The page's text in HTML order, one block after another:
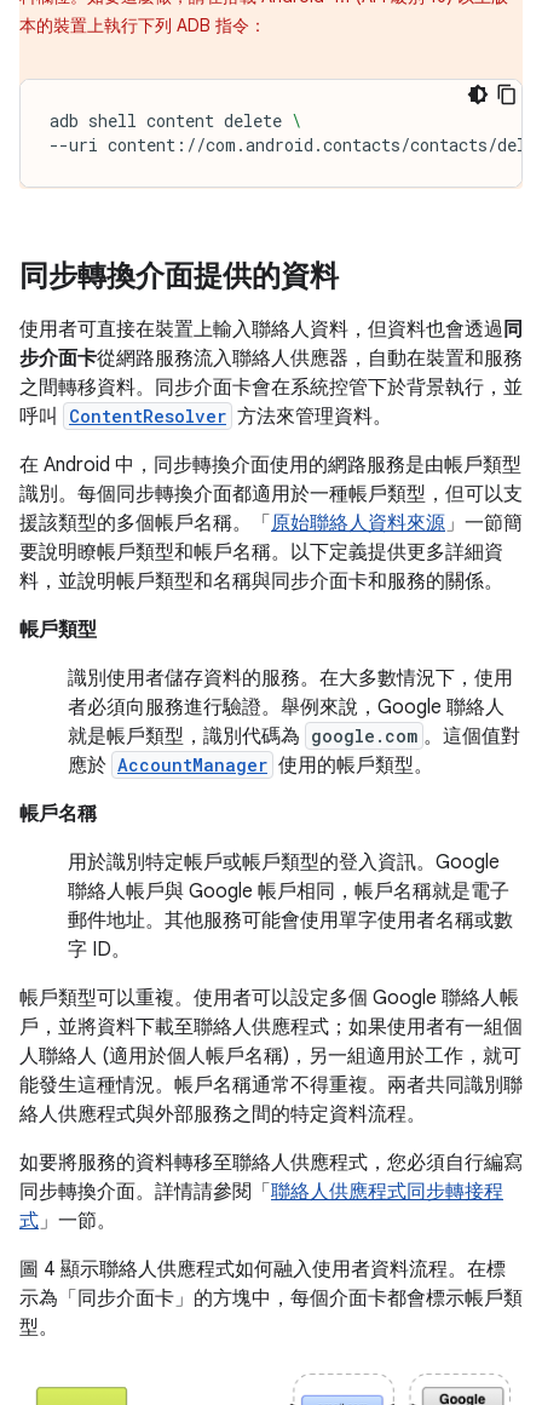
本的裝置上執行下列 ADB 指令：
adb shell content delete \
--uri content://com.android.contacts/contacts/
同步轉換介面提供的資料
使用者可直接在裝置上輸入聯絡人資料，但資料也會透過 同
步介面卡從網路服務流入聯絡人供應器，自動在裝置和服務
之間轉移資料。同步介面卡會在系統控管下於背景執行，並
呼叫
ContentResolver 方法來管理資料。
在 Android 中，同步轉換介面使用的網路服務是由帳戶類型
識別。每個同步轉換介面都適用於一種帳戶類型，但可以支
援該類型的多個帳戶名稱。「 原始聯絡人資料來源」一節簡
要說明瞭帳戶類型和帳戶名稱。以下定義提供更多詳細資
料，並說明帳戶類型和名稱與同步介面卡和服務的關係。
帳戶類型
識別使用者儲存資料的服務。在大多數情況下，使用
者必須向服務進行驗證。舉例來說，Google 聯絡人
就是帳戶類型，識別代碼為 google.com 。這個值對
應於 AccountManager 使用的帳戶類型。
帳戶名稱
用於識別特定帳戶或帳戶類型的登入資訊。Google
聯絡人帳戶與 Google 帳戶相同，帳戶名稱就是電子
郵件地址。其他服務可能會使用單字使用者名稱或數
字 ID。
帳戶類型可以重複。使用者可以設定多個 Google 聯絡人帳
戶，並將資料下載至聯絡人供應程式；如果使用者有一組個
人聯絡人 (適用於個人帳戶名稱)，另一組適用於工作，就可
能發生這種情況。帳戶名稱通常不得重複。兩者共同識別聯
絡人供應程式與外部服務之間的特定資料流程。
如要將服務的資料轉移至聯絡人供應程式，您必須自行編寫
同步轉換介面。詳情請參閱「 聯絡人供應程式同步轉接程
式」一節。
圖 4 顯示聯絡人供應程式如何融入使用者資料流程。在標
示為「同步介面卡」的方塊中，每個介面卡都會標示帳戶類
型。